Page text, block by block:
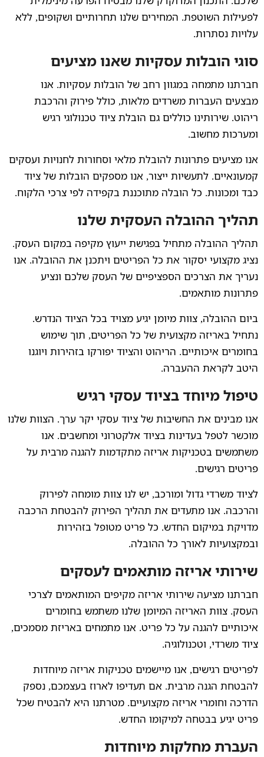
לפעילות השוטפת. המחירים שלנו תחרותיים ושקופים, ללא
עלויות נסתרות.
סוגי הובלות עסקיות שאנו מציעים
חברתנו מתמחה במגוון רחב של הובלות עסקיות. אנו
מבצעים העברות משרדים מלאות, כולל פירוק והרכבת
ריהוט. שירותינו כוללים גם הובלת ציוד טכנולוגי רגיש
ומערכות מחשוב.
אנו מציעים פתרונות להובלת מלאי וסחורות לחנויות ועסקים
קמעונאיים. לתעשיות ייצור, אנו מספקים הובלות של ציוד
כבד ומכונות. כל הובלה מתוכננת בקפידה לפי צרכי הלקוח.
תהליך ההובלה העסקית שלנו
תהליך ההובלה מתחיל בפגישת ייעוץ מקיפה במקום העסק.
נציג מקצועי יסקור את כל הפריטים ויתכנן את ההובלה. אנו
נעריך את הצרכים הספציפיים של העסק שלכם ונציע
פתרונות מותאמים.
ביום ההובלה, צוות מיומן יגיע מצויד בכל הציוד הנדרש.
נתחיל באריזה מקצועית של כל הפריטים, תוך שימוש
בחומרים איכותיים. הריהוט והציוד יפורקו בזהירות ויוגנו
היטב לקראת ההעברה.
טיפול מיוחד בציוד עסקי רגיש
אנו מבינים את החשיבות של ציוד עסקי יקר ערך. הצוות שלנו
מוכשר לטפל בעדינות בציוד אלקטרוני ומחשבים. אנו
משתמשים בטכניקות אריזה מתקדמות להגנה מרבית על
פריטים רגישים.
לציוד משרדי גדול ומורכב, יש לנו צוות מומחה לפירוק
והרכבה. אנו מתעדים את תהליך הפירוק להבטחת הרכבה
מדויקת במיקום החדש. כל פריט מטופל בזהירות
ובמקצועיות לאורך כל ההובלה.
שירותי אריזה מותאמים לעסקים
חברתנו מציעה שירותי אריזה מקיפים המותאמים לצרכי
העסק. צוות האריזה המיומן שלנו משתמש בחומרים
איכותיים להגנה על כל פריט. אנו מתמחים באריזת מסמכים,
ציוד משרדי, וטכנולוגיה.
לפריטים רגישים, אנו מיישמים טכניקות אריזה מיוחדות
להבטחת הגנה מרבית. אם תעדיפו לארוז בעצמכם, נספק
הדרכה וחומרי אריזה מקצועיים. מטרתנו היא להבטיח שכל
פריט יגיע בבטחה למיקומו החדש.
העברת מחלקות מיוחדות